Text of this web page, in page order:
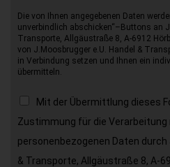
Die von Ihnen angegebenen Daten
unverbindlich abschicken“–Buttons an
Transporte, Allgäustraße 8, A-6912
von J.Moosbrugger e.U. Handel &
in Verbindung setzen und Ihnen ein
übermitteln.
Mit der Übermittlung dieses
Zustimmung für die Verarbeitung
personenbezogenen Daten durch
& Transporte, Allgäustraße 8, A-